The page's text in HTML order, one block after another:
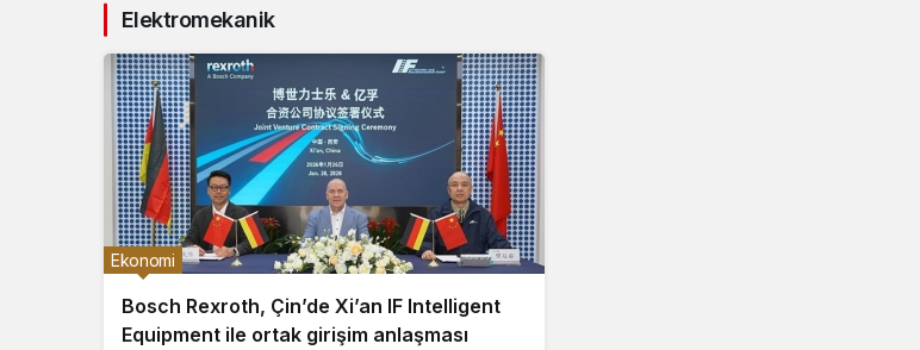
Elektromekanik
Bosch Rexroth, Çin’de Xi’an IF Intelligent
Equipment ile ortak girişim anlaşması
Ekonomi